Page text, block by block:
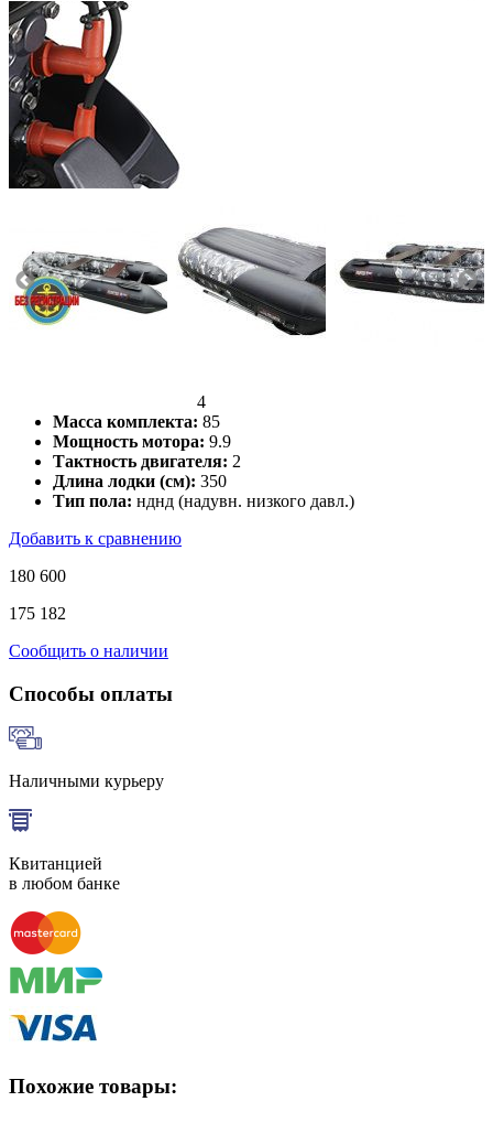
4
Масса комплекта: 85
Мощность мотора: 9.9
Тактность двигателя: 2
Длина лодки (см): 350
Тип пола: нднд (надувн. низкого давл.)
Добавить к сравнению
180 600
175 182
Сообщить о наличии
Способы оплаты
Наличными курьеру
Квитанцией
в любом банке
Похожие товары: